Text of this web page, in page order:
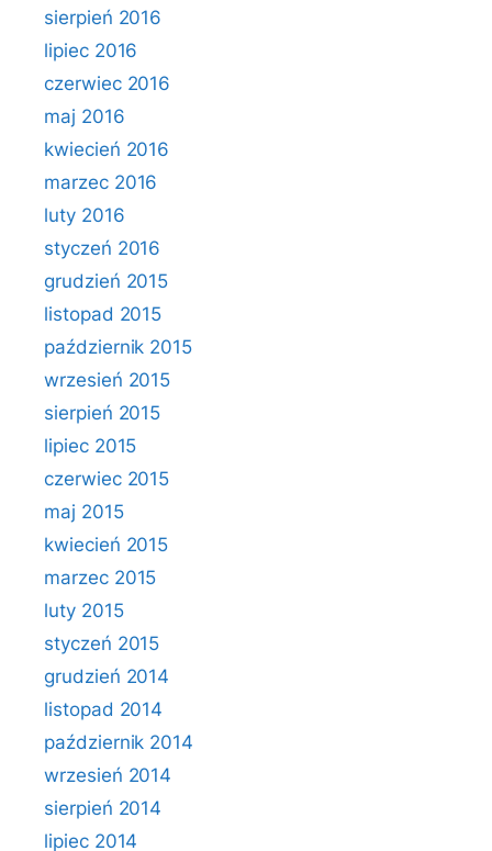
sierpień 2016
lipiec 2016
czerwiec 2016
maj 2016
kwiecień 2016
marzec 2016
luty 2016
styczeń 2016
grudzień 2015
listopad 2015
październik 2015
wrzesień 2015
sierpień 2015
lipiec 2015
czerwiec 2015
maj 2015
kwiecień 2015
marzec 2015
luty 2015
styczeń 2015
grudzień 2014
listopad 2014
październik 2014
wrzesień 2014
sierpień 2014
lipiec 2014